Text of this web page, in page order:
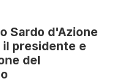
Sardo d'Azione
il presidente e
del